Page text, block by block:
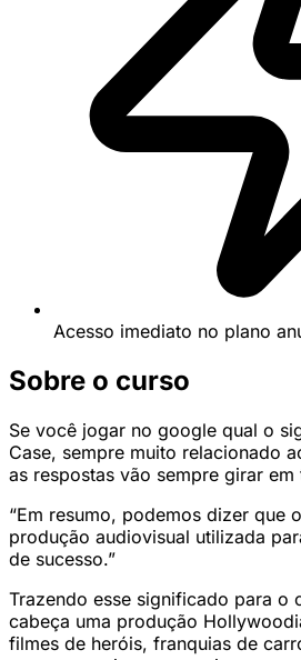
Acesso imediato no plano
Sobre o curso
Se você jogar no google qual o
Case, sempre muito relacionado
as respostas vão sempre girar
“Em resumo, podemos dizer que
produção audiovisual utilizada
de sucesso.”
Trazendo esse significado para o
cabeça uma produção
filmes de heróis, franquias de